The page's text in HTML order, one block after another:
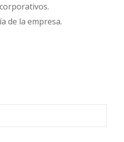
de la empresa.